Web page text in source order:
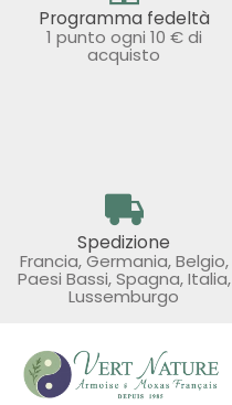
Programma fedeltà
1 punto ogni 10 € di
acquisto
Spedizione
Francia, Germania, Belgio,
Paesi Bassi, Spagna, Italia,
Lussemburgo